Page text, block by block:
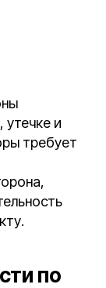
и
требует
по